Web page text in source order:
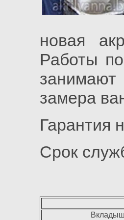
новая
Работы
замера
Гарантия
Срок